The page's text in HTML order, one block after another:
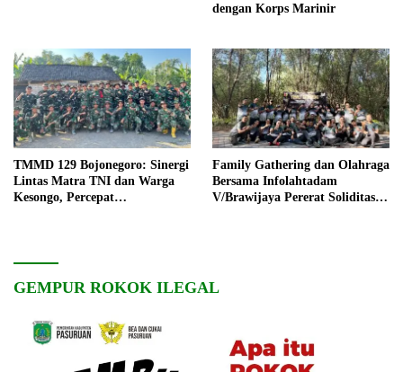
dengan Korps Marinir
TMMD 129 Bojonegoro: Sinergi
Lintas Matra TNI dan Warga
Kesongo, Percepat
Family Gathering dan Olahraga
Bersama Infolahtadam
V/Brawijaya Pererat Soliditas
GEMPUR ROKOK ILEGAL